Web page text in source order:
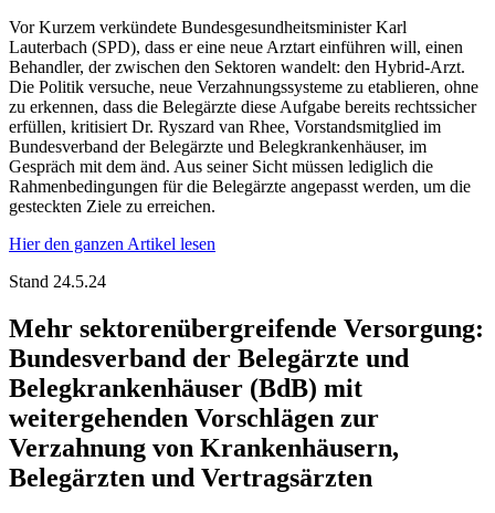
Vor Kurzem verkündete Bundesgesundheitsminister Karl
Lauterbach (SPD), dass er eine neue Arztart einführen will, einen
Behandler, der zwischen den Sektoren wandelt: den Hybrid-Arzt.
Die Politik versuche, neue Verzahnungssysteme zu etablieren, ohne
zu erkennen, dass die Belegärzte diese Aufgabe bereits rechtssicher
erfüllen, kritisiert Dr. Ryszard van Rhee, Vorstandsmitglied im
Bundesverband der Belegärzte und Belegkrankenhäuser, im
Gespräch mit dem änd. Aus seiner Sicht müssen lediglich die
Rahmenbedingungen für die Belegärzte angepasst werden, um die
gesteckten Ziele zu erreichen.
Hier den ganzen Artikel lesen
Stand 24.5.24
Mehr sektorenübergreifende Versorgung:
Bundesverband der Belegärzte und
Belegkrankenhäuser (BdB) mit
weitergehenden Vorschlägen zur
Verzahnung von Krankenhäusern,
Belegärzten und Vertragsärzten